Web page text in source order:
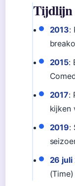
Tijdlijn
2013:
2015:
2017:
kijken
2019:
26 juli
(Time)